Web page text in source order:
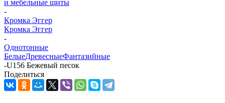
и мебельные щиты
-
Кромка Эггер
Кромка Эггер
-
Однотонные
БелыеДревесныеФантазийные
-U156 Бежевый песок
Поделиться